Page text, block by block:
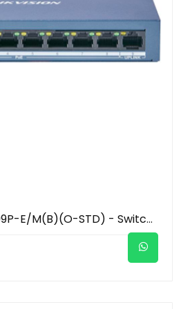
HIKVISION DS-3E0109P-E/M(B)(O-STD) - Switch 8 Ports POE Unmanaged (Gestion intelligente) - PoE longue portée : 300m